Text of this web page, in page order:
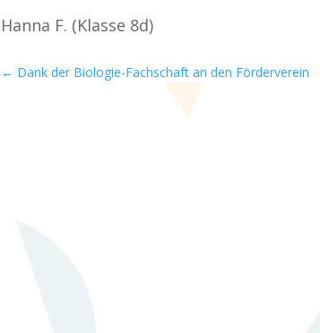
Hanna F. (Klasse 8d)
← Dank der Biologie-Fachschaft an den Förderverein